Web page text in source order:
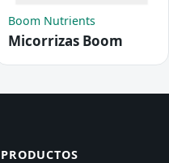
Boom Nutrients
Micorrizas Boom
PRODUCTOS